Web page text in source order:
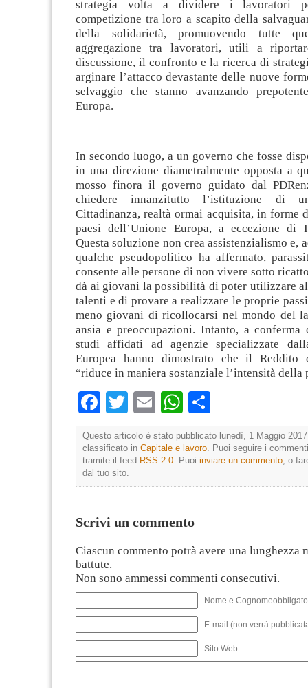
strategia volta a dividere i lavoratori
competizione tra loro a scapito della
della solidarietà, promuovendo tutte
aggregazione tra lavoratori, utili a
discussione, il confronto e la ricerca di
arginare l’attacco devastante delle nuove
selvaggio che stanno avanzando
Europa.
In secondo luogo, a un governo che fosse
in una direzione diametralmente opposta a
mosso finora il governo guidato dal
chiedere innanzitutto l’istituzione di
Cittadinanza, realtà ormai acquisita, in forme
paesi dell’Unione Europa, a eccezione di
Questa soluzione non crea assistenzialismo e,
qualche pseudopolitico ha affermato,
consente alle persone di non vivere sotto
dà ai giovani la possibilità di poter utilizzare
talenti e di provare a realizzare le proprie
meno giovani di ricollocarsi nel mondo del
ansia e preoccupazioni. Intanto, a
studi affidati ad agenzie specializzate
Europea hanno dimostrato che il Reddito
“riduce in maniera sostanziale l’intensità della
Facebook
TwitterEmailWhatsApp
Questo articolo è stato pubblicato lunedì, 1 Maggio
classificato in Capitale e lavoro . Puoi seguire i
tramite il feed RSS 2.0 . Puoi inviare un commento , o
dal tuo sito.
Scrivi un commento
Ciascun commento potrà avere una lunghezza
battute.
Non sono ammessi commenti consecutivi.
Nome e
E-mail (non verrà
Sito Web